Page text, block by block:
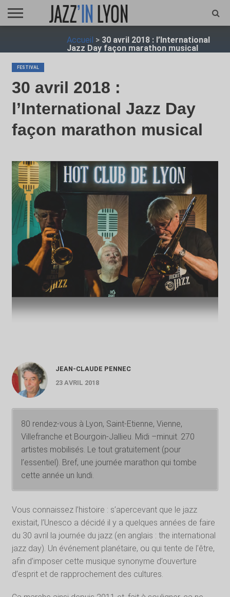
JAZZ
Accueil > 30 avril 2018 : l’International
Jazz Day façon marathon musical
FESTIVAL
30 avril 2018 :
l’International Jazz Day
façon marathon musical
JEAN-CLAUDE PENNEC
23 AVRIL 2018
80 rendez-vous à Lyon, Saint-Etienne, Vienne,
Villefranche et Bourgoin-Jallieu. Midi –minuit. 270
artistes mobilisés. Le tout gratuitement (pour
l’essentiel). Bref, une journée marathon qui tombe
cette année un lundi.
Vous connaissez l’histoire : s’apercevant que le jazz
existait, l’Unesco a décidé il y a quelques années de faire
du 30 avril la journée du jazz (en anglais : the international
jazz day). Un événement planétaire, ou qui tente de l’être,
afin d’imposer cette musique synonyme d’ouverture
d’esprit et de rapprochement des cultures.